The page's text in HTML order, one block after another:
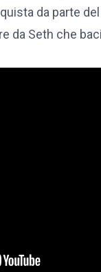
da parte
da Seth che